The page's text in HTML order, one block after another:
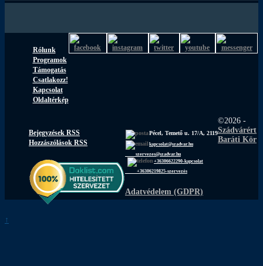
Rólunk
Programok
Támogatás
Csatlakozz!
Kapcsolat
Oldaltérkép
Bejegyzések RSS
Hozzászólások RSS
Pécel, Temető u. 17/A, 2119
kapcsolat@szadvar.hu
szervezes@szadvar.hu
+36306622290-kapcsolat
+36306219825-szervezés
©2026 -
Szádvárért
Baráti Kör
Adatvédelem (GDPR)
↑